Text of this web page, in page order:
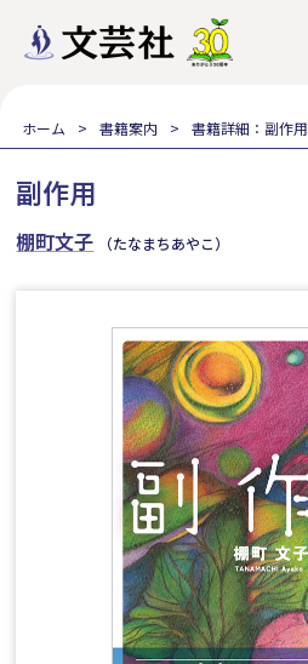
ホーム 書籍案内 書籍詳細：副作用
副作用
棚町文子 （たなまちあやこ）